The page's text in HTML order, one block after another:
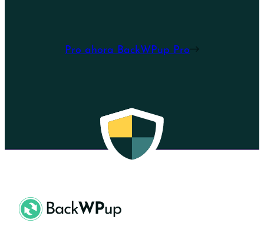
Pro ahora BackWPup Pro